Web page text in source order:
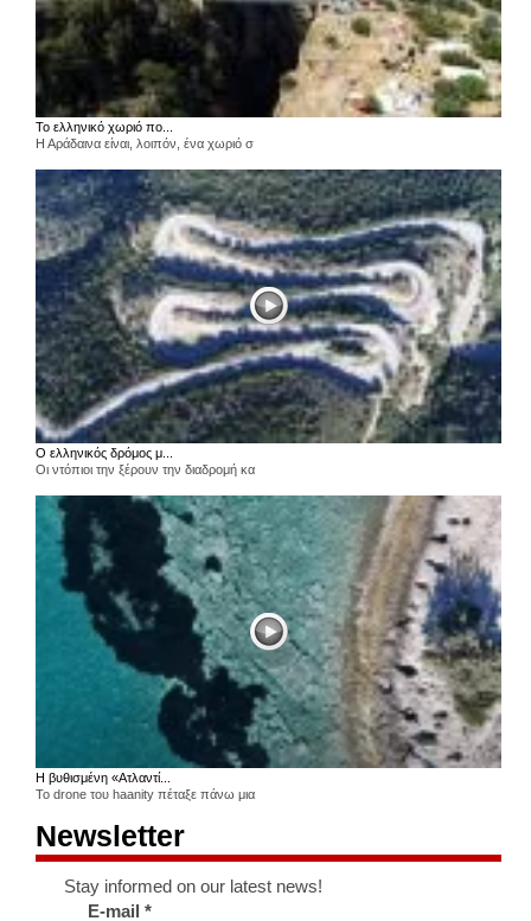
Το ελληνικό χωριό πο...
Η Αράδαινα είναι, λοιπόν, ένα χωριό σ
Ο ελληνικός δρόμος μ...
Οι ντόπιοι την ξέρουν την διαδρομή κα
Η βυθισμένη «Ατλαντί...
Το drone του haanity πέταξε πάνω μια
Newsletter
Stay informed on our latest news!
E-mail*